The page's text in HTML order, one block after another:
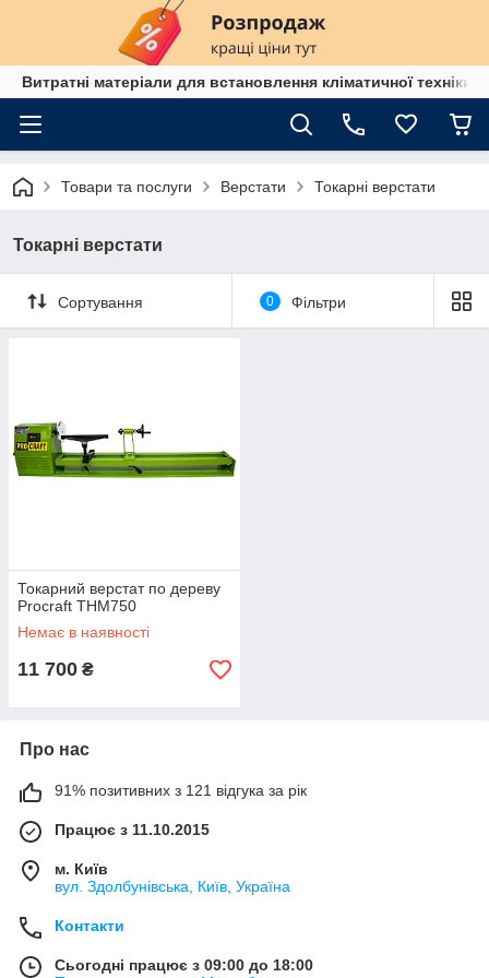
Витратні матеріали для встановлення кліматичної техніки
Товари та послуги Верстати Токарні верстати
Токарні верстати
Сортування 0 Фільтри
Токарний верстат по дереву
Procraft THM750
Немає в наявності
11 700 ₴
Про нас
91% позитивних з 121 відгука за рік
Працює з 11.10.2015
м. Київ
вул. Здолбунівська, Київ, Україна
Контакти
Сьогодні працює з 09:00 до 18:00